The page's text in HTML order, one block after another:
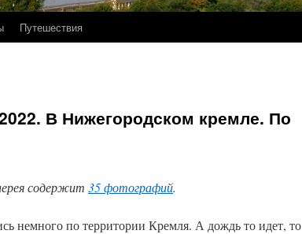
Путешествия
В Нижегородском кремле. По
содержит 35 фотографий.
немного по территории Кремля. А дождь то идет, то